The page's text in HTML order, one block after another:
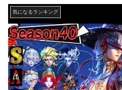
気になるランキング